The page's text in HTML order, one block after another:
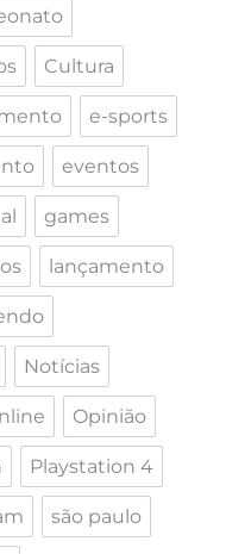
Cultura
e-sports
eventos
games
lançamento
Notícias
Opinião
Playstation 4
são paulo